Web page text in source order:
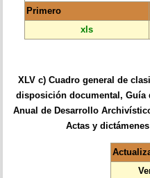
Primero
xls
XLV c) Cuadro general de
disposición documental, Guía
Anual de Desarrollo
Actas y